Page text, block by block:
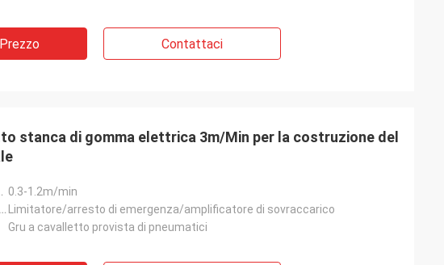
Contattaci
stanca di gomma elettrica 3m/Min per la costruzione del
0.3-1.2m/min
Dispositivo di sicurezza:
Limitatore/arresto di emergenza/amplificatore di sovraccarico
Gru a cavalletto provista di pneumatici